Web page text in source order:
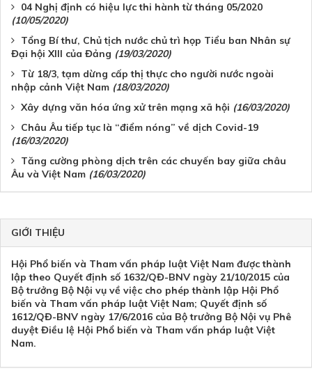
04 Nghị định có hiệu lực thi hành từ tháng 05/2020
(10/05/2020)
Tổng Bí thư, Chủ tịch nước chủ trì họp Tiểu ban Nhân sự
Đại hội XIII của Đảng (19/03/2020)
Từ 18/3, tạm dừng cấp thị thực cho người nước ngoài
nhập cảnh Việt Nam (18/03/2020)
Xây dựng văn hóa ứng xử trên mạng xã hội (16/03/2020)
Châu Âu tiếp tục là “điểm nóng” về dịch Covid-19
(16/03/2020)
Tăng cường phòng dịch trên các chuyến bay giữa châu
Âu và Việt Nam (16/03/2020)
GIỚI THIỆU
Hội Phổ biến và Tham vấn pháp luật Việt Nam được thành
lập theo Quyết định số 1632/QĐ-BNV ngày 21/10/2015 của
Bộ trưởng Bộ Nội vụ về việc cho phép thành lập Hội Phổ
biến và Tham vấn pháp luật Việt Nam; Quyết định số
1612/QĐ-BNV ngày 17/6/2016 của Bộ trưởng Bộ Nội vụ Phê
duyệt Điều lệ Hội Phổ biến và Tham vấn pháp luật Việt
Nam.